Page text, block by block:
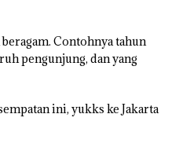
Contohnya tahun
pengunjung, dan yang
ini, yukks ke Jakarta